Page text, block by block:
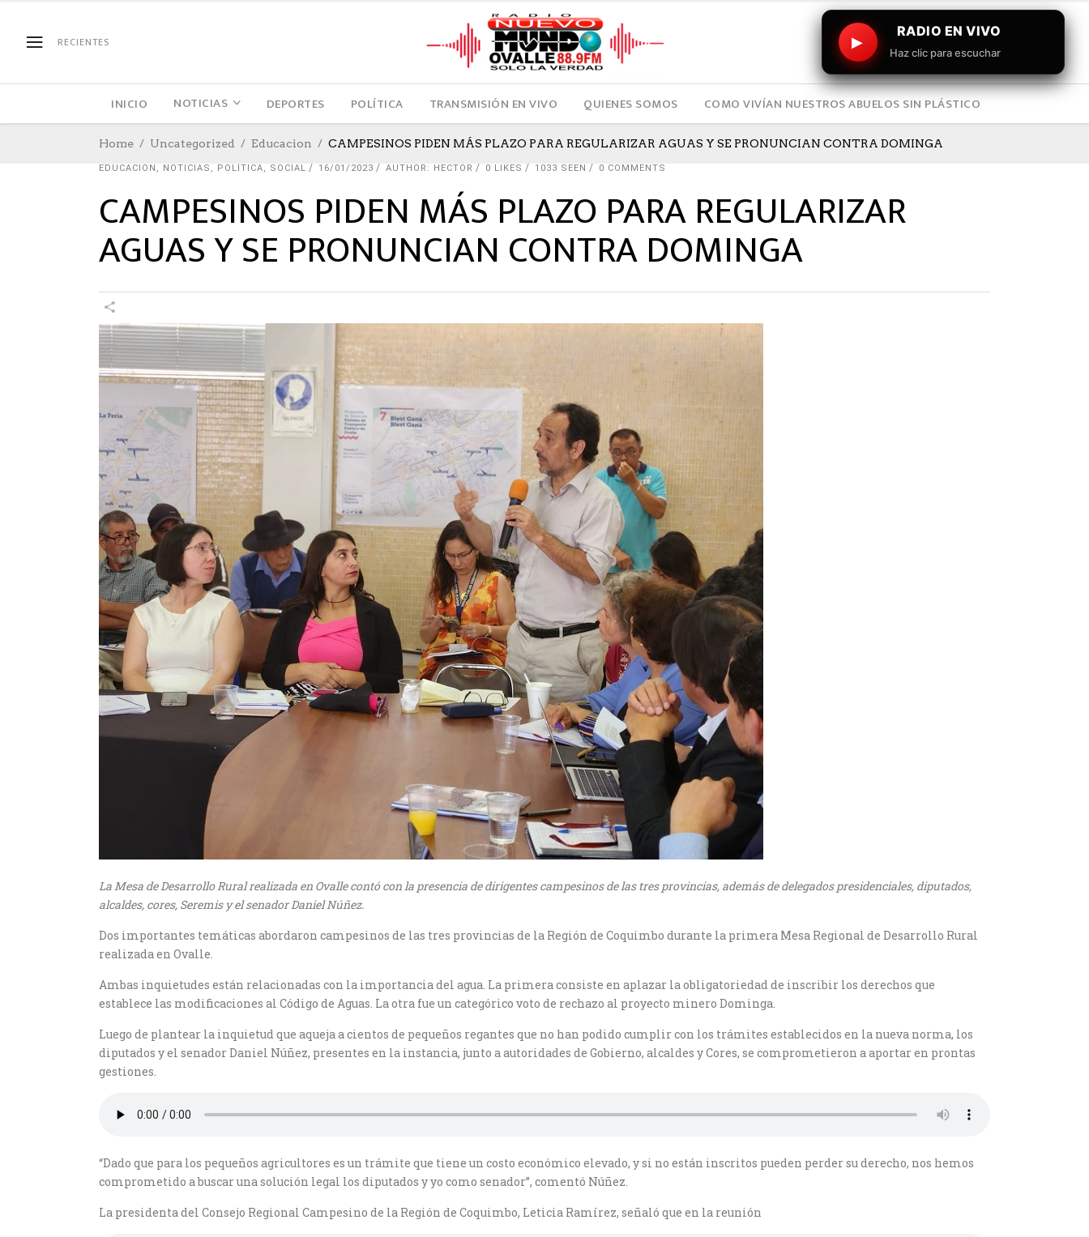
RECIENTES ▶
RADIO EN VIVO
Haz clic para escuchar
INICIO NOTICIAS DEPORTES POLÍTICA TRANSMISIÓN EN VIVO QUIENES SOMOS COMO VIVÍAN NUESTROS ABUELOS SIN PLÁSTICO
Home Uncategorized Educacion CAMPESINOS PIDEN MÁS PLAZO PARA REGULARIZAR AGUAS Y SE PRONUNCIAN CONTRA DOMINGA
EDUCACION , NOTICIAS , POLÍTICA, SOCIAL 16/01/2023 AUTHOR: HECTOR 0 LIKES 1033 SEEN 0 COMMENTS
CAMPESINOS PIDEN MÁS PLAZO PARA REGULARIZAR
AGUAS Y SE PRONUNCIAN CONTRA DOMINGA
La Mesa de Desarrollo Rural realizada en Ovalle contó con la presencia de dirigentes campesinos de las tres provincias, además de delegados presidenciales, diputados,
alcaldes, cores, Seremis y el senador Daniel Núñez.
Dos importantes temáticas abordaron campesinos de las tres provincias de la Región de Coquimbo durante la primera Mesa Regional de Desarrollo Rural
realizada en Ovalle.
Ambas inquietudes están relacionadas con la importancia del agua. La primera consiste en aplazar la obligatoriedad de inscribir los derechos que
establece las modificaciones al Código de Aguas. La otra fue un categórico voto de rechazo al proyecto minero Dominga.
Luego de plantear la inquietud que aqueja a cientos de pequeños regantes que no han podido cumplir con los trámites establecidos en la nueva norma, los
diputados y el senador Daniel Núñez, presentes en la instancia, junto a autoridades de Gobierno, alcaldes y Cores, se comprometieron a aportar en prontas
gestiones.
“Dado que para los pequeños agricultores es un trámite que tiene un costo económico elevado, y si no están inscritos pueden perder su derecho, nos hemos
comprometido a buscar una solución legal los diputados y yo como senador”, comentó Núñez.
La presidenta del Consejo Regional Campesino de la Región de Coquimbo, Leticia Ramírez, señaló que en la reunión